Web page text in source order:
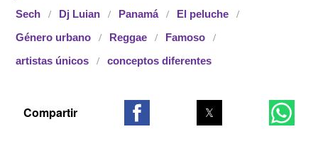
Sech Dj Luian Panamá El peluche
Género urbano Reggae Famoso
artistas únicos conceptos diferentes